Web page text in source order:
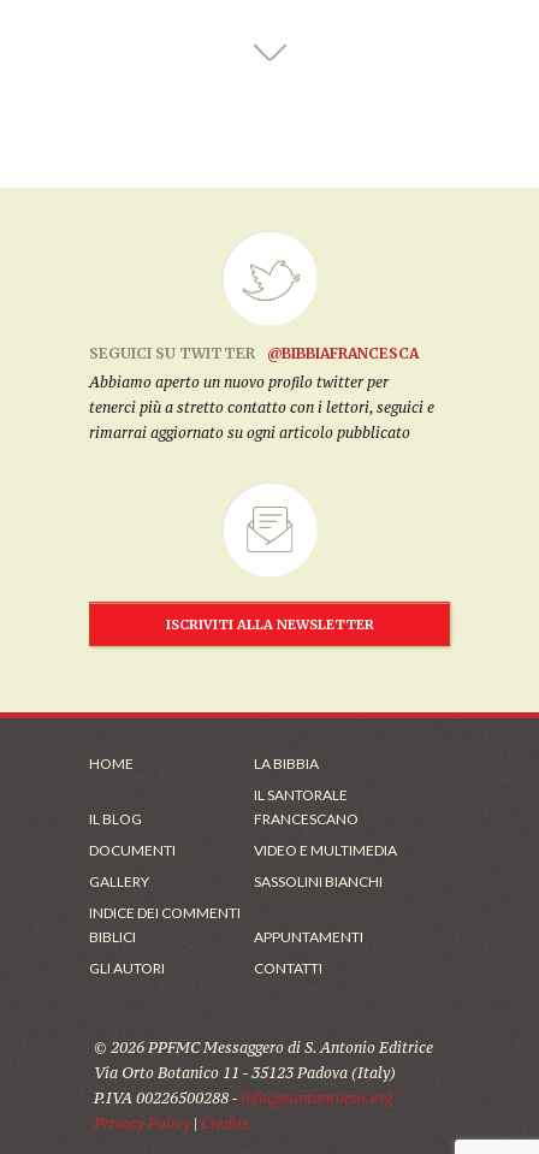
SEGUICI SU TWITTER
@BIBBIAFRANCESCA
Abbiamo aperto un nuovo profilo twitter per
tenerci più a stretto contatto con i lettori, seguici e
rimarrai aggiornato su ogni articolo pubblicato
ISCRIVITI ALLA NEWSLETTER
HOME LA BIBBIA
IL BLOG
IL SANTORALE
FRANCESCANO
DOCUMENTI
VIDEO E MULTIMEDIA
GALLERY
SASSOLINI BIANCHI
INDICE DEI COMMENTI
BIBLICI
APPUNTAMENTI
GLI AUTORI
CONTATTI
© 2026 PPFMC Messaggero di S. Antonio Editrice
Via Orto Botanico 11 - 35123 Padova (Italy)
P.IVA 00226500288 - info@santantonio.org
Privacy Policy| Credits